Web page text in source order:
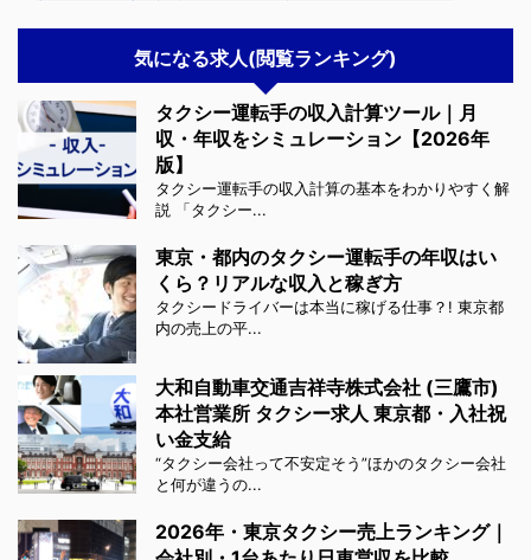
気になる求人(閲覧ランキング)
タクシー運転手の収入計算ツール｜月
収・年収をシミュレーション【2026年
版】
タクシー運転手の収入計算の基本をわかりやすく解
説 「タクシー...
東京・都内のタクシー運転手の年収はい
くら？リアルな収入と稼ぎ方
タクシードライバーは本当に稼げる仕事？! 東京都
内の売上の平...
大和自動車交通吉祥寺株式会社 (三鷹市)
本社営業所 タクシー求人 東京都・入社祝
い金支給
“タクシー会社って不安定そう”ほかのタクシー会社
と何が違うの...
2026年・東京タクシー売上ランキング｜